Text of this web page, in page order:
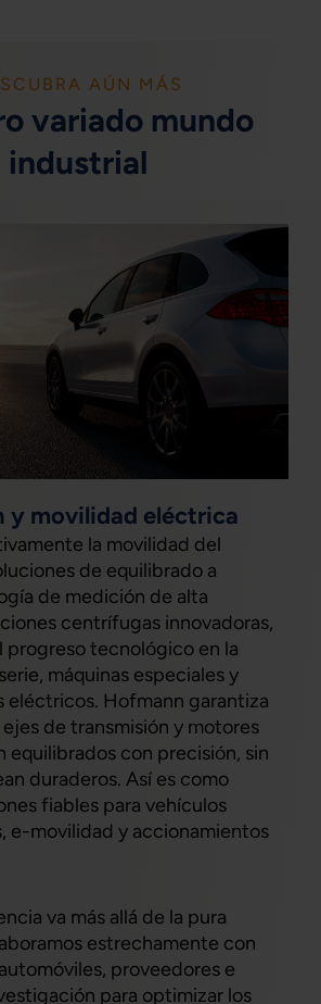
AÚN MÁS
variado mundo
industrial
y movilidad eléctrica
la movilidad del
de equilibrado a
de medición de alta
centrífugas innovadoras,
progreso tecnológico en la
máquinas especiales y
eléctricos. Hofmann garantiza
de transmisión y motores
equilibrados con precisión, sin
duraderos. Así es como
fiables para vehículos
e-movilidad y accionamientos
va más allá de la pura
estrechamente con
proveedores e
para optimizar los